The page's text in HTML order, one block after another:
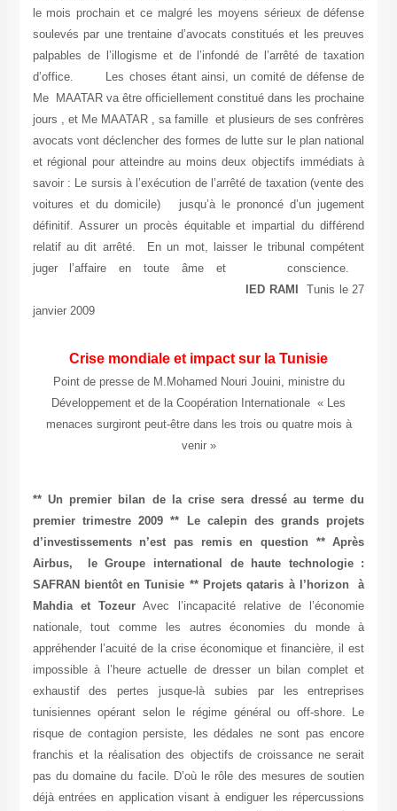
le mois prochain et ce malgré les moyens sérieux de défense
soulevés par une trentaine d’avocats constitués et les preuves
palpables de l’illogisme et de l’infondé de l’arrêté de taxation
d’office. Les choses étant ainsi, un comité de défense de
Me MAATAR va être officiellement constitué dans les prochaine
jours , et Me MAATAR , sa famille et plusieurs de ses confrères
avocats vont déclencher des formes de lutte sur le plan national
et régional pour atteindre au moins deux objectifs immédiats à
savoir : Le sursis à l’exécution de l’arrêté de taxation (vente des
voitures et du domicile) jusqu’à le prononcé d’un jugement
définitif. Assurer un procès équitable et impartial du différend
relatif au dit arrêté. En un mot, laisser le tribunal compétent
juger l’affaire en toute âme et conscience.
IED RAMI
Tunis le 27
janvier 2009
Crise mondiale et impact sur la Tunisie
Point de presse de M.Mohamed Nouri Jouini, ministre du
Développement et de la Coopération Internationale « Les
menaces surgiront peut-être dans les trois ou quatre mois à
venir »
** Un premier bilan de la crise sera dressé au terme du
premier trimestre 2009 ** Le calepin des grands projets
d’investissements n’est pas remis en question ** Après
Airbus, le Groupe international de haute technologie :
SAFRAN bientôt en Tunisie ** Projets qataris à l’horizon à
Mahdia et Tozeur Avec l’incapacité relative de l’économie
nationale, tout comme les autres économies du monde à
appréhender l’acuité de la crise économique et financière, il est
impossible à l’heure actuelle de dresser un bilan complet et
exhaustif des pertes jusque-là subies par les entreprises
tunisiennes opérant selon le régime général ou off-shore. Le
risque de contagion persiste, les dédales ne sont pas encore
franchis et la réalisation des objectifs de croissance ne serait
pas du domaine du facile. D’où le rôle des mesures de soutien
déjà entrées en application visant à endiguer les répercussions